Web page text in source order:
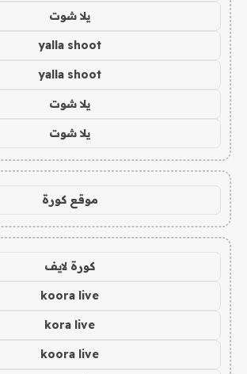
يلا شوت
yalla shoot
yalla shoot
يلا شوت
يلا شوت
موقع كورة
كورة لايف
koora live
kora live
koora live